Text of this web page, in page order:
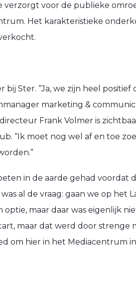
verzorgt voor de publieke
Het karakteristieke
bij Ster. “Ja, we zijn heel
marketing &
Frank Volmer is
“Ik moet nog wel af en toe
in de aarde gehad voordat
al de vraag: gaan we op het
optie, maar daar was eigenlijk
maar dat werd door strenge
om hier in het Mediacentrum